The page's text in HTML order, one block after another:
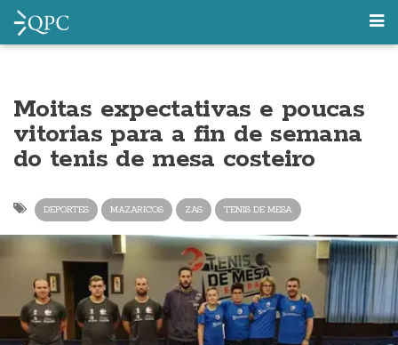
Moitas expectativas e poucas
vitorias para a fin de semana
do tenis de mesa costeiro
DEPORTES MAZARICOS ZAS TENIS DE MESA